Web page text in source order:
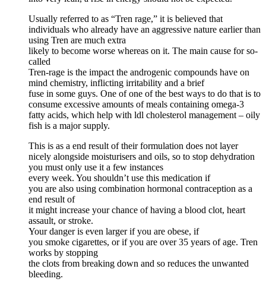
Usually referred to as “Tren rage,” it is believed that
individuals who already have an aggressive nature earlier than
using Tren are much extra
likely to become worse whereas on it. The main cause for so-
called
Tren-rage is the impact the androgenic compounds have on
mind chemistry, inflicting irritability and a brief
fuse in some guys. One of one of the best ways to do that is to
consume excessive amounts of meals containing omega-3
fatty acids, which help with ldl cholesterol management – oily
fish is a major supply.
This is as a end result of their formulation does not layer
nicely alongside moisturisers and oils, so to stop dehydration
you must only use it a few instances
every week. You shouldn’t use this medication if
you are also using combination hormonal contraception as a
end result of
it might increase your chance of having a blood clot, heart
assault, or stroke.
Your danger is even larger if you are obese, if
you smoke cigarettes, or if you are over 35 years of age. Tren
works by stopping
the clots from breaking down and so reduces the unwanted
bleeding.